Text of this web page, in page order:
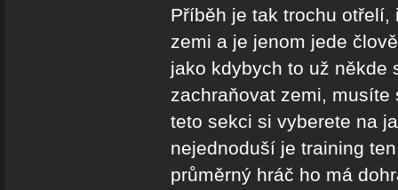
Příběh je tak trochu
zemi a je jenom jede
jako kdybych to už někde
zachraňovat zemi,
teto sekci si vyberete na
nejednoduší je training
průměrný hráč ho má